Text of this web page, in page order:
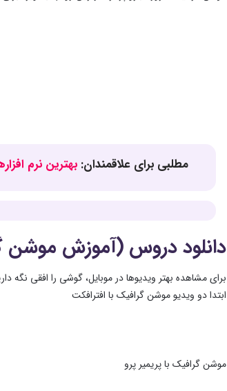
مطلبی برای علاقمندان: بهترین نرم
دانلود دروس (آموزش موشن
برای مشاهده بهتر ویدیوها در موبایل، گوشی را افقی نگه
ابتدا دو ویدیو موشن گرافیک با افترافکت
موشن گرافیک با پریمیر پرو